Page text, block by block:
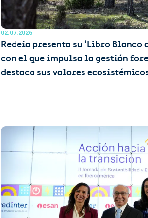
02.07.2026
Redeia presenta su ‘Libro Blanco
con el que impulsa la gestión
destaca sus valores